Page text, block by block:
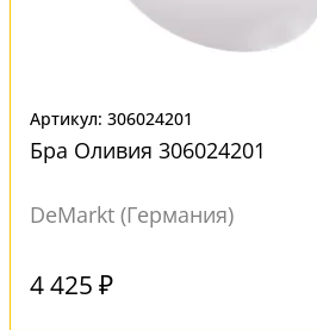
Артикул: 306024201
Бра Оливия 306024201
DeMarkt (Германия)
4 425 ₽